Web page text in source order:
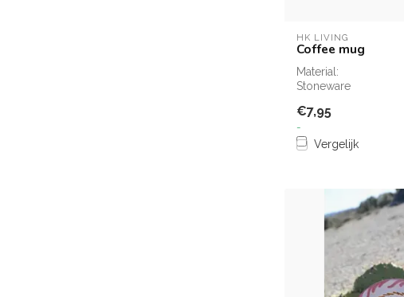
HK LIVING
Coffee mug
Material:
Stoneware
€7,95
-
Vergelijk